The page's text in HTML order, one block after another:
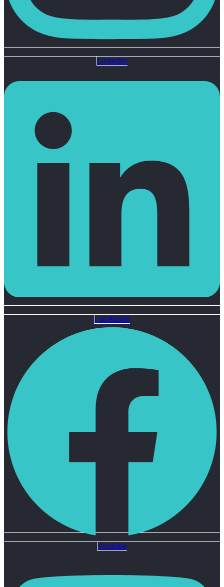
Linkedin
Facebook
Youtube